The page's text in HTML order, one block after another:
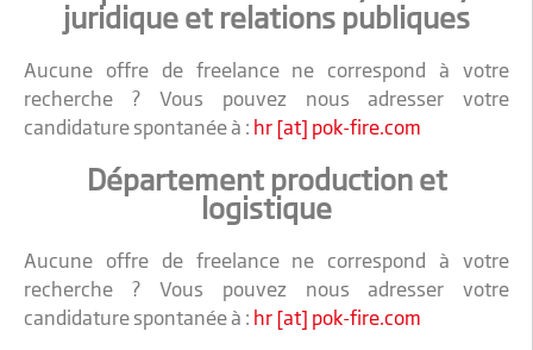
juridique et relations publiques
Aucune offre de freelance ne correspond à votre
recherche ? Vous pouvez nous adresser votre
candidature spontanée à : hr [at] pok-fire.com
Département production et
logistique
Aucune offre de freelance ne correspond à votre
recherche ? Vous pouvez nous adresser votre
candidature spontanée à : hr [at] pok-fire.com